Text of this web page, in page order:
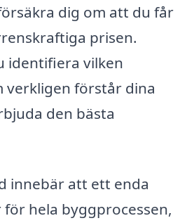
dig om att du får
prisen.
identifiera vilken
verkligen förstår dina
den bästa
innebär att ett enda
hela byggprocessen,